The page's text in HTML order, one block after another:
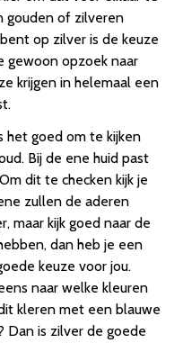
gouden of zilveren
op zilver is de keuze
gewoon opzoek naar
krijgen in helemaal een
het goed om te kijken
Bij de ene huid past
dit te checken kijk je
zullen de aderen
maar kijk goed naar de
dan heb je een
keuze voor jou.
naar welke kleuren
kleren met een blauwe
Dan is zilver de goede